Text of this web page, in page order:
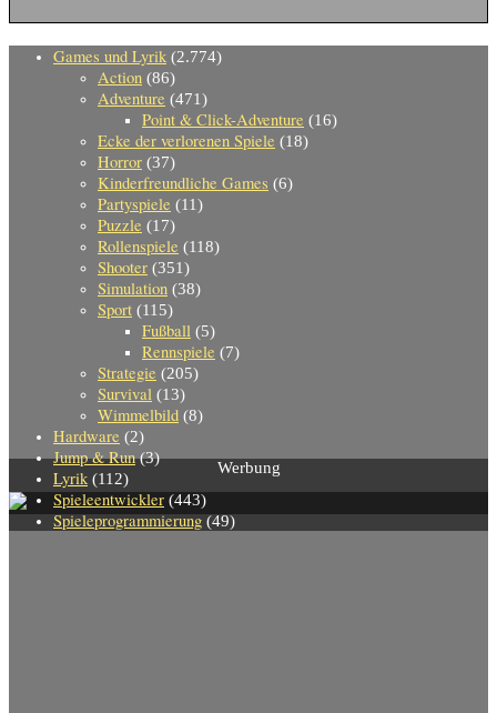
Games und Lyrik (2.774)
Action (86)
Adventure (471)
Point & Click-Adventure (16)
Ecke der verlorenen Spiele (18)
Horror (37)
Kinderfreundliche Games (6)
Partyspiele (11)
Puzzle (17)
Rollenspiele (118)
Shooter (351)
Simulation (38)
Sport (115)
Fußball (5)
Rennspiele (7)
Strategie (205)
Survival (13)
Wimmelbild (8)
Hardware (2)
Jump & Run(3)
Lyrik (112)
Spieleentwickler (443)
Spieleprogrammierung (49)
Werbung